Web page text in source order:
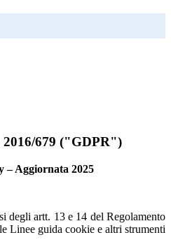
2016/679 ("GDPR")
– Aggiornata 2025
degli artt. 13 e 14 del Regolamento
Linee guida cookie e altri strumenti